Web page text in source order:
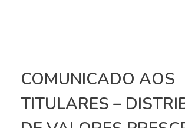
COMUNICADO AOS
TITULARES –